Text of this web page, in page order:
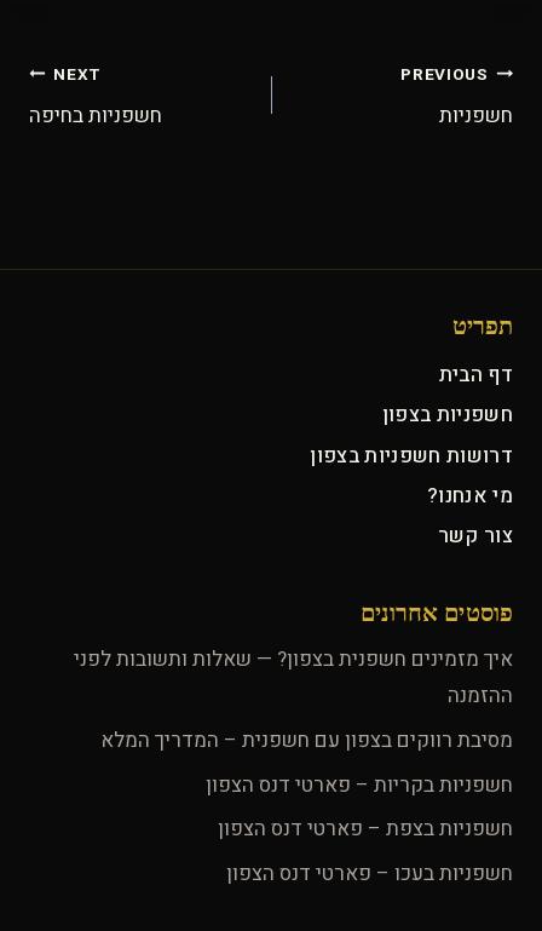
ניווט
PREVIOUS
חשפניות
NEXT
חשפניות בחיפה
תפריט
דף הבית
חשפניות בצפון
דרושות חשפניות בצפון
מי אנחנו?
צור קשר
פוסטים אחרונים
איך מזמינים חשפנית בצפון? — שאלות ותשובות לפני
ההזמנה
מסיבת רווקים בצפון עם חשפנית – המדריך המלא
חשפניות בקריות – פארטי דנס הצפון
חשפניות בצפת – פארטי דנס הצפון
חשפניות בעכו – פארטי דנס הצפון